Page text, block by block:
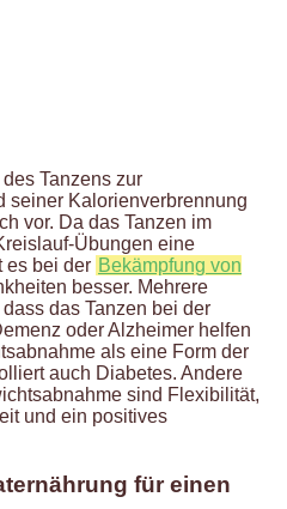
Tanzens zur
seiner Kalorienverbrennung
vor. Da das Tanzen im
Übungen eine
es bei der Bekämpfung von
besser. Mehrere
das Tanzen bei der
oder Alzheimer helfen
als eine Form der
auch Diabetes. Andere
sind Flexibilität,
und ein positives
für einen